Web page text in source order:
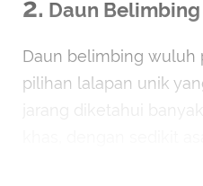
2. Daun
Daun belimbing wuluh
pilihan lalapan unik
jarang diketahui